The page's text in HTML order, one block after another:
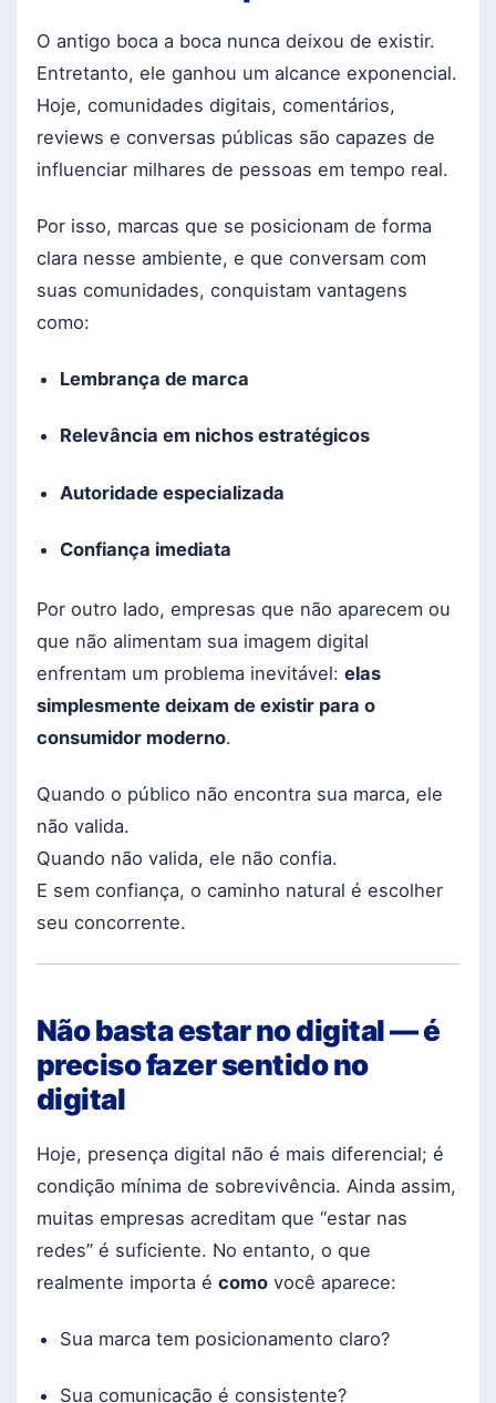
O antigo boca a boca nunca deixou de existir.
Entretanto, ele ganhou um alcance exponencial.
Hoje, comunidades digitais, comentários,
reviews e conversas públicas são capazes de
influenciar milhares de pessoas em tempo real.
Por isso, marcas que se posicionam de forma
clara nesse ambiente, e que conversam com
suas comunidades, conquistam vantagens
como:
Lembrança de marca
Relevância em nichos estratégicos
Autoridade especializada
Confiança imediata
Por outro lado, empresas que não aparecem ou
que não alimentam sua imagem digital
enfrentam um problema inevitável: elas
simplesmente deixam de existir para o
consumidor moderno.
Quando o público não encontra sua marca, ele
não valida.
Quando não valida, ele não confia.
E sem confiança, o caminho natural é escolher
seu concorrente.
Não basta estar no digital — é
preciso fazer sentido no
digital
Hoje, presença digital não é mais diferencial; é
condição mínima de sobrevivência. Ainda assim,
muitas empresas acreditam que “estar nas
redes” é suficiente. No entanto, o que
realmente importa é como você aparece:
Sua marca tem posicionamento claro?
Sua comunicação é consistente?